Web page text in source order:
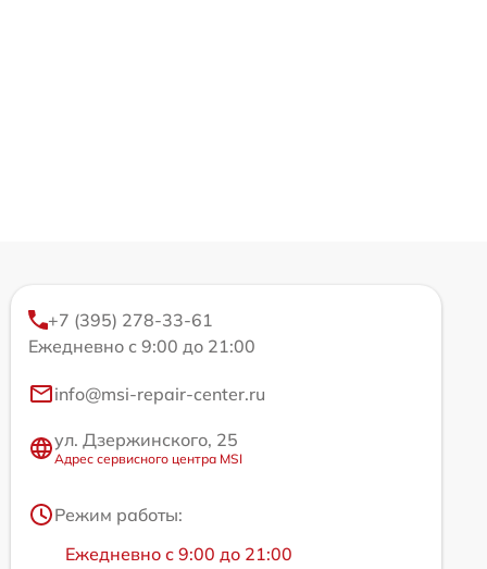
+7 (395) 278-33-61
Ежедневно с 9:00 до 21:00
info@msi-repair-center.ru
ул. Дзержинского, 25
Адрес сервисного центра MSI
Режим работы:
Ежедневно с 9:00 до 21:00